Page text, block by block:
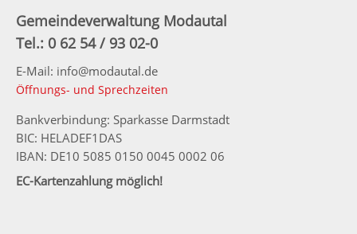
Gemeindeverwaltung Modautal
Tel.: 0 62 54 / 93 02-0
E-Mail: info@modautal.de
Öffnungs- und Sprechzeiten
Bankverbindung: Sparkasse Darmstadt
BIC: HELADEF1DAS
IBAN: DE10 5085 0150 0045 0002 06
EC-Kartenzahlung möglich!